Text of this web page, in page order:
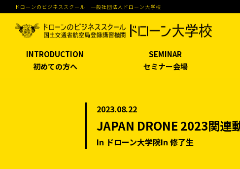
ドローンのビジネススクール 一般社団法人ドローン大学校
INTRODUCTION
初めての方へ
SEMINAR
セミナー会場
2023.08.22
JAPAN DRONE 2023関連
In ドローン大学院In 修了生